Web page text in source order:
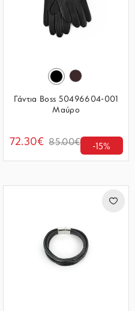
Γάντια Boss 50496604-001
Μαύρο
72.30€ 85.00€ -15%